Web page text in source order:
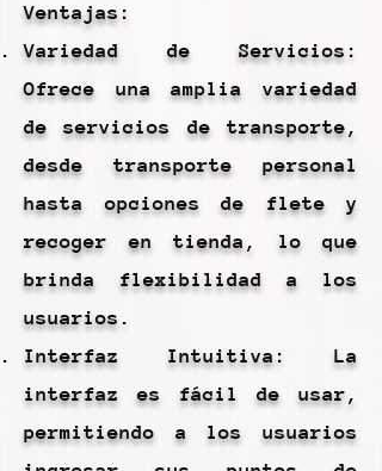
Ventajas:
Variedad de Servicios:
Ofrece una amplia variedad
de servicios de transporte,
desde transporte personal
hasta opciones de flete y
recoger en tienda, lo que
brinda flexibilidad a los
usuarios.
Interfaz Intuitiva: La
interfaz es fácil de usar,
permitiendo a los usuarios